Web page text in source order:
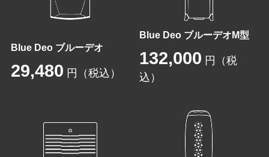
Blue Deo ブルーデオ
29,480 円（税込）
Blue Deo ブルーデオM型
132,000 円（税
込）